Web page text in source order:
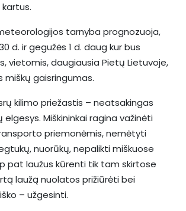
tarnyba prognozuoja,
d. ir gegužės 1 d. daug kur bus
vietomis, daugiausia Pietų Lietuvoje,
miškų gaisringumas.
kilimo priežastis – neatsakingas
elgesys. Miškininkai ragina važinėti
priemonėmis, nemėtyti
nuorūkų, nepalikti miškuose
pat laužus kūrenti tik tam skirtose
laužą nuolatos prižiūrėti bei
– užgesinti.